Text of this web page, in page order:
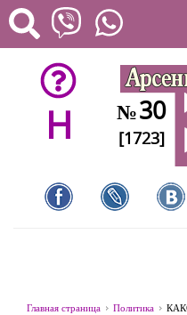
H №30
[1723]
Главная страница Политика